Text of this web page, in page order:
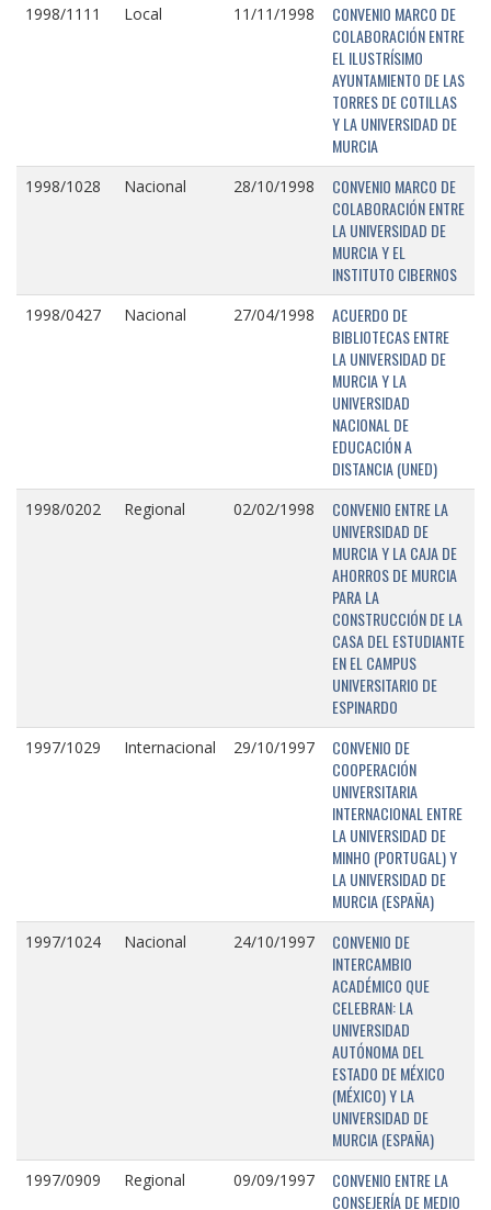
1998/1111 Local 11/11/1998
CONVENIO MARCO DE
COLABORACIÓN ENTRE
EL ILUSTRÍSIMO
AYUNTAMIENTO DE LAS
TORRES DE COTILLAS
Y LA UNIVERSIDAD DE
MURCIA
1998/1028 Nacional 28/10/1998
CONVENIO MARCO DE
COLABORACIÓN ENTRE
LA UNIVERSIDAD DE
MURCIA Y EL
INSTITUTO CIBERNOS
1998/0427 Nacional 27/04/1998
ACUERDO DE
BIBLIOTECAS ENTRE
LA UNIVERSIDAD DE
MURCIA Y LA
UNIVERSIDAD
NACIONAL DE
EDUCACIÓN A
DISTANCIA (UNED)
1998/0202 Regional 02/02/1998
CONVENIO ENTRE LA
UNIVERSIDAD DE
MURCIA Y LA CAJA DE
AHORROS DE MURCIA
PARA LA
CONSTRUCCIÓN DE LA
CASA DEL ESTUDIANTE
EN EL CAMPUS
UNIVERSITARIO DE
ESPINARDO
1997/1029 Internacional 29/10/1997
CONVENIO DE
COOPERACIÓN
UNIVERSITARIA
INTERNACIONAL ENTRE
LA UNIVERSIDAD DE
MINHO (PORTUGAL) Y
LA UNIVERSIDAD DE
MURCIA (ESPAÑA)
1997/1024 Nacional 24/10/1997
CONVENIO DE
INTERCAMBIO
ACADÉMICO QUE
CELEBRAN: LA
UNIVERSIDAD
AUTÓNOMA DEL
ESTADO DE MÉXICO
(MÉXICO) Y LA
UNIVERSIDAD DE
MURCIA (ESPAÑA)
1997/0909 Regional 09/09/1997
CONVENIO ENTRE LA
CONSEJERÍA DE MEDIO